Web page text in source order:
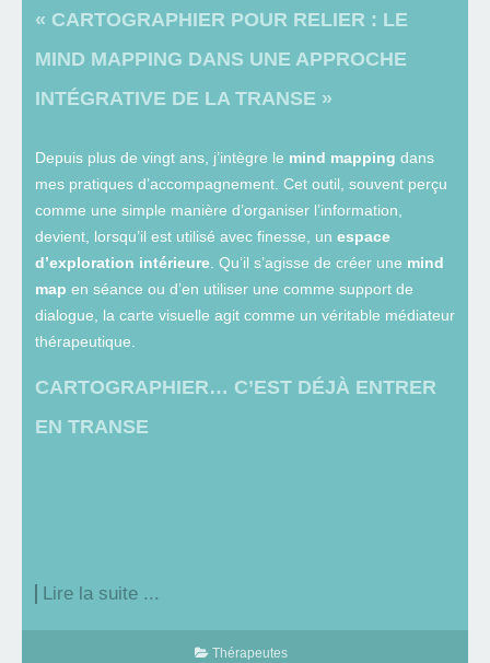
« CARTOGRAPHIER POUR RELIER : LE
MIND MAPPING DANS UNE APPROCHE
INTÉGRATIVE DE LA TRANSE »
Depuis plus de vingt ans, j’intègre le mind mapping dans
mes pratiques d’accompagnement. Cet outil, souvent perçu
comme une simple manière d’organiser l’information,
devient, lorsqu’il est utilisé avec finesse, un espace
d’exploration intérieure . Qu’il s’agisse de créer une mind
map en séance ou d’en utiliser une comme support de
dialogue, la carte visuelle agit comme un véritable médiateur
thérapeutique.
CARTOGRAPHIER… C’EST DÉJÀ ENTRER
EN TRANSE
Lire la suite ...
Thérapeutes